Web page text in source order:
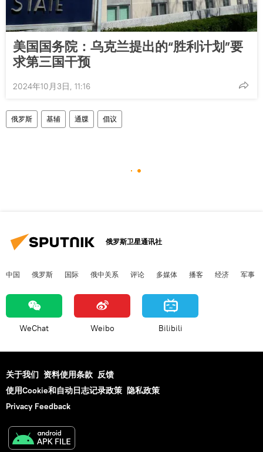
美国国务院：乌克兰提出的“胜利计划”要
求第三国干预
2024年10月3日, 11:16
俄罗斯 基辅 通牒 倡议
俄罗斯卫星通讯社
中国 俄罗斯 国际 俄中关系 评论 多媒体 播客 经济 军事
WeChat Weibo Bilibili
关于我们 资料使用条款 反馈
使用Cookie和自动日志记录政策 隐私政策
Privacy Feedback